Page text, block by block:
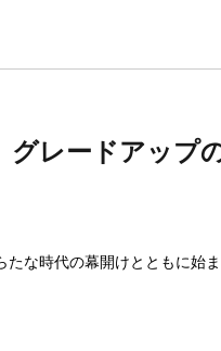
グレードアップ
たな時代の幕開けとともに始